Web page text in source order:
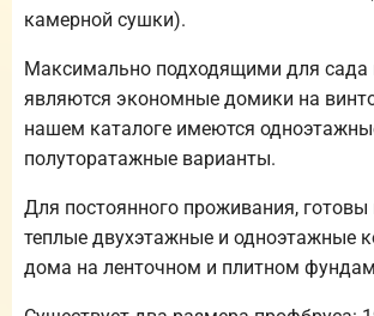
камерной сушки).
Максимально подходящими для сада
являются экономные домики на
нашем каталоге имеются
полуторатажные варианты.
Для постоянного проживания,
теплые двухэтажные и одноэтажные
дома на ленточном и плитном